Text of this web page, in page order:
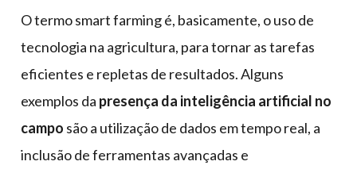
O termo smart farming é, basicamente, o uso de
tecnologia na agricultura, para tornar as tarefas
eficientes e repletas de resultados. Alguns
exemplos da presença da inteligência artificial no
campo são a utilização de dados em tempo real, a
inclusão de ferramentas avançadas e